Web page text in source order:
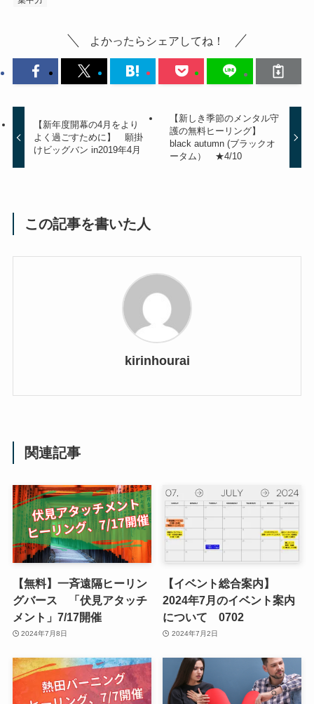
よかったらシェアしてね！
【新年度開幕の4月をより
よく過ごすために】 願掛
けビッグバン in2019年4月
【新しき季節のメンタル守
護の無料ヒーリング】
black autumn (ブラックオ
ータム） ★4/10
この記事を書いた人
kirinhourai
関連記事
【無料】一斉遠隔ヒーリン
グバース 「伏見アタッチ
メント」7/17開催
2024年7月8日
【イベント総合案内】
2024年7月のイベント案内
について 0702
2024年7月2日